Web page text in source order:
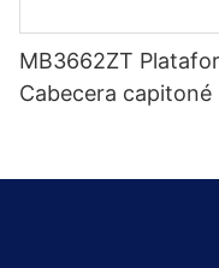
MB3662ZT
Cabecera